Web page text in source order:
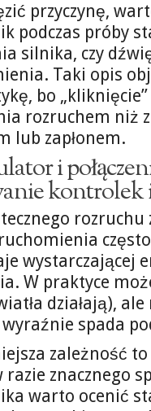
przyczynę,
podczas próby
silnika, czy
Taki opis
bo
rozruchem niż
lub zapłonem.
i
kontrolek
wystarczającej
W praktyce
działają),
spada
zależność
znacznego
warto ocenić